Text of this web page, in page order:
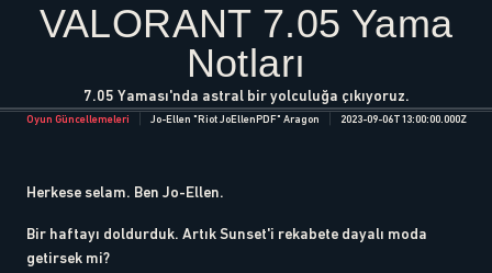
VALORANT 7.05 Yama
Notları
7.05 Yaması'nda astral bir yolculuğa çıkıyoruz.
Oyun Güncellemeleri Jo-Ellen "Riot JoEllenPDF" Aragon 2023-09-06T13:00:00.000Z
Herkese selam. Ben Jo-Ellen.
Bir haftayı doldurduk. Artık Sunset'i rekabete dayalı moda
getirsek mi?